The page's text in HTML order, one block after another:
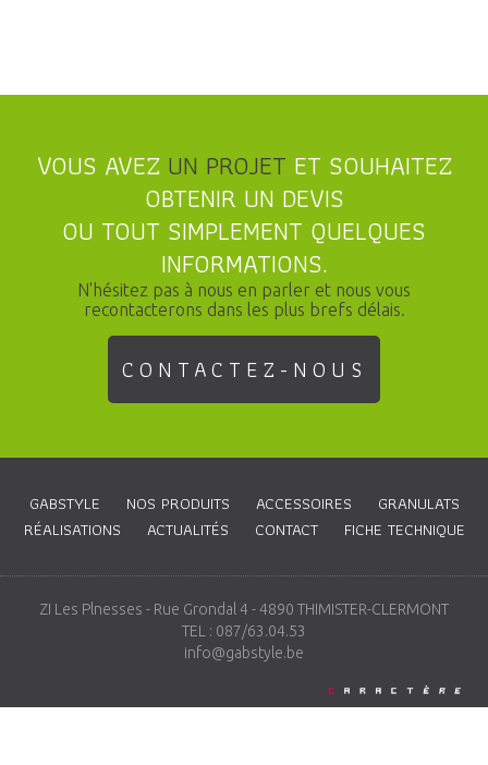
VOUS AVEZ UN PROJET ET SOUHAITEZ
OBTENIR UN DEVIS
OU TOUT SIMPLEMENT QUELQUES
INFORMATIONS.
N'hésitez pas à nous en parler et nous vous
recontacterons dans les plus brefs délais.
CONTACTEZ-NOUS
GABSTYLE NOS PRODUITS ACCESSOIRES
GRANULATS
RÉALISATIONS
ACTUALITÉS CONTACT FICHE TECHNIQUE
ZI Les Plnesses - Rue Grondal 4 - 4890 THIMISTER-CLERMONT
TEL : 087/63.04.53
info@gabstyle.be